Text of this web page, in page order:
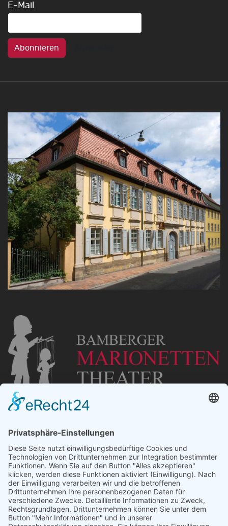
E-Mail
Abonnieren
„Staubsches Haus“
Untere Sandstraße 30
96049 Bamberg
Tel: +49 (0) 951 67600